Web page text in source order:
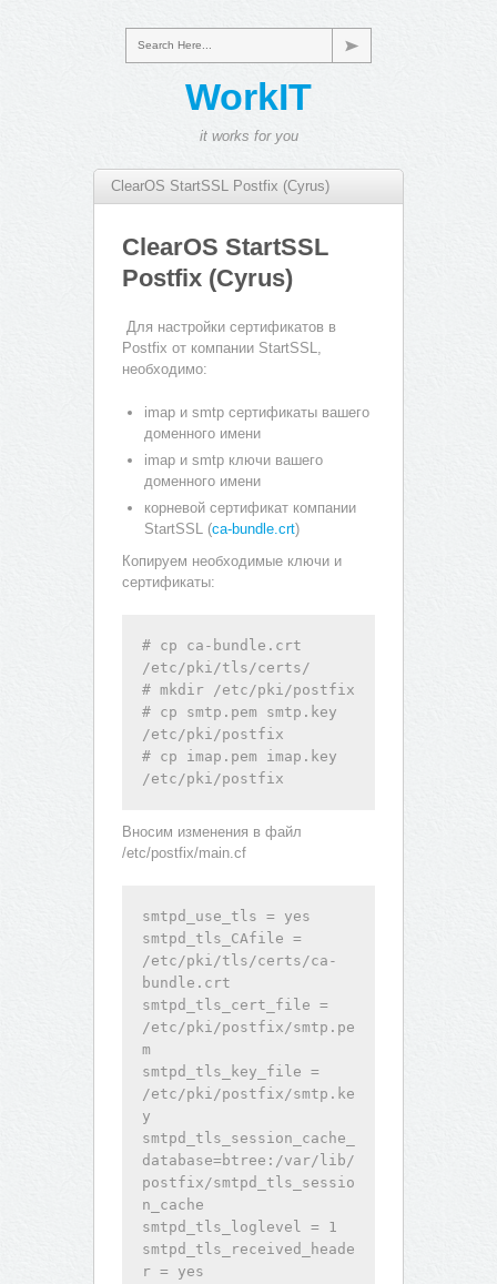
Search Here...
WorkIT
it works for you
ClearOS StartSSL Postfix (Cyrus)
ClearOS StartSSL
Postfix (Cyrus)
Для настройки сертификатов в
Postfix от компании StartSSL,
необходимо:
imap и smtp сертификаты вашего
доменного имени
imap и smtp ключи вашего
доменного имени
корневой сертификат компании
StartSSL (ca-bundle.crt)
Копируем необходимые ключи и
сертификаты:
# cp ca-bundle.crt
/etc/pki/tls/certs/
# mkdir /etc/pki/postfix
# cp smtp.pem smtp.key
/etc/pki/postfix
# cp imap.pem imap.key
/etc/pki/postfix
Вносим изменения в файл
/etc/postfix/main.cf
smtpd_use_tls = yes
smtpd_tls_CAfile =
/etc/pki/tls/certs/ca-
bundle.crt
smtpd_tls_cert_file =
/etc/pki/postfix/smtp.pe
m
smtpd_tls_key_file =
/etc/pki/postfix/smtp.ke
y
smtpd_tls_session_cache_
database=btree:/var/lib/
postfix/smtpd_tls_sessio
n_cache
smtpd_tls_loglevel = 1
smtpd_tls_received_heade
r = yes